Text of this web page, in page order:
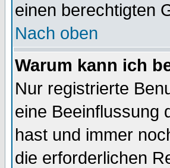
einen berechtigten
Nach oben
Warum kann ich
Nur registrierte
eine Beeinflussung
hast und immer
die erforderlichen